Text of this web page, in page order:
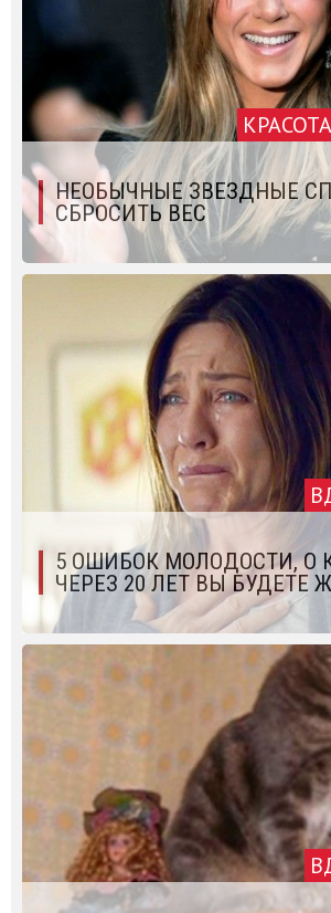
НЕОБЫЧНЫЕ ЗВЕЗДНЫЕ
СБРОСИТЬ ВЕС
5 ОШИБОК МОЛОДОСТИ, О
ЧЕРЕЗ 20 ЛЕТ ВЫ БУДЕТЕ